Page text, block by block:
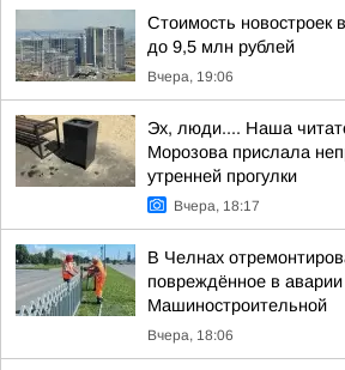
Стоимость новостроек
до 9,5 млн рублей
Вчера, 19:06
Эх, люди.... Наша
Морозова прислала
утренней прогулки
Вчера, 18:17
В Челнах
повреждённое в аварии
Машиностроительной
Вчера, 18:06